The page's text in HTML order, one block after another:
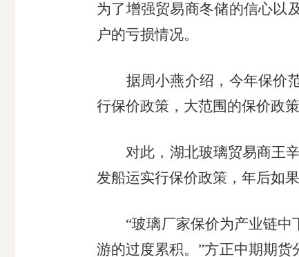
为了增强贸易商冬储的信心以
户的亏损情况。
据周小燕介绍，今年保价
行保价政策，大范围的保价政
对此，湖北玻璃贸易商王
发船运实行保价政策，年后如
“玻璃厂家保价为产业链
游的过度累积。”方正中期期货